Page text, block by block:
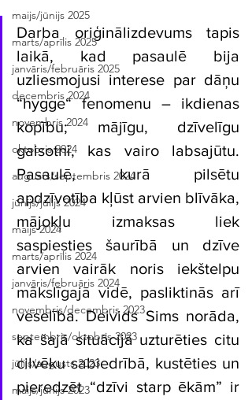
maijs/jūnijs 2025
marts/aprīlis 2025
janvāris/februāris 2025
decembris 2024
novembris 2024
oktobris 2024
augusts/septembris 2024
jūnijs/jūlijs 2024
maijs 2024
marts/aprīlis 2024
janvāris/februāris 2024
novembris/decembris 2023
septembris/oktobris 2023
jūlijs/augusts 2023
maijs/jūnijs 2023
Darba oriģinālizdevums tapis
laikā, kad pasaulē bija
uzliesmojusi interese par dāņu
“hygge“ fenomenu – ikdienas
kopību; mājīgu, dzīvelīgu
gaisotni, kas vairo labsajūtu.
Pasaulē, kurā pilsētu
apdzīvotība kļūst arvien blīvāka,
mājokļu izmaksas liek
saspiesties šaurībā un dzīve
arvien vairāk noris iekštelpu
mākslīgajā vidē, pasliktinās arī
veselība. Deivids Sims norāda,
ka šajā situācijā uzturēties citu
cilvēku sabiedrībā, kustēties un
pieredzēt “dzīvi starp ēkām” ir